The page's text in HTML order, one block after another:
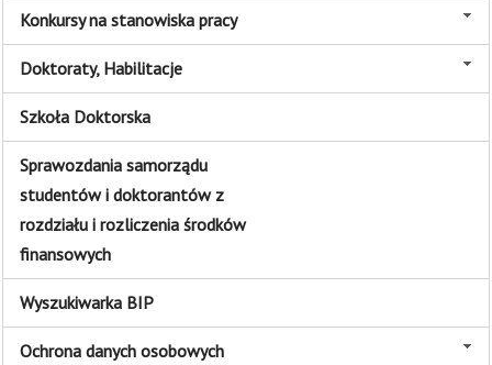
Konkursy na stanowiska pracy
Doktoraty, Habilitacje
Szkoła Doktorska
Sprawozdania samorządu
studentów i doktorantów z
rozdziału i rozliczenia środków
finansowych
Wyszukiwarka BIP
Ochrona danych osobowych